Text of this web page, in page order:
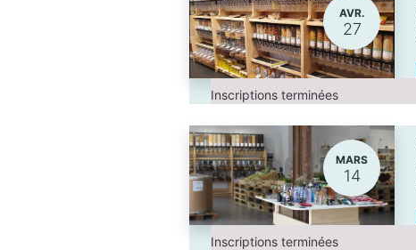
AVR.
27
Inscriptions terminées
MARS
14
Inscriptions terminées